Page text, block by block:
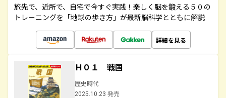
旅先で、近所で、自宅で今すぐ実践！楽しく脳を鍛える５０の
トレーニングを「地球の歩き方」が最新脳科学とともに解説
詳細を見る
Ｈ０１ 戦国
歴史時代
2025.10.23 発売